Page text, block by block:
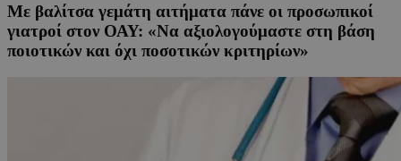
Με βαλίτσα γεμάτη αιτήματα πάνε οι προσωπικοί
γιατροί στον ΟΑΥ: «Να αξιολογούμαστε στη βάση
ποιοτικών και όχι ποσοτικών κριτηρίων»